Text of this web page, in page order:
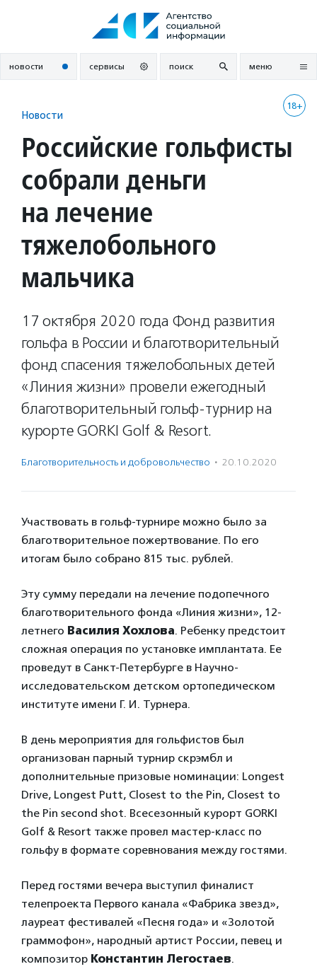
новости сервисы поиск меню
18+
Новости
Российские гольфисты
собрали деньги
на лечение
тяжелобольного
мальчика
17 октября 2020 года Фонд развития
гольфа в России и благотворительный
фонд спасения тяжелобольных детей
«Линия жизни» провели ежегодный
благотворительный гольф-турнир на
курорте GORKI Golf & Resort.
Благотвори­тель­ность и доброволь­чест­во · 20.10.2020
Участвовать в гольф-турнире можно было за
благотворительное пожертвование. По его
итогам было собрано 815 тыс. рублей.
Эту сумму передали на лечение подопечного
благотворительного фонда «Линия жизни», 12-
летнего Василия Хохлова. Ребенку предстоит
сложная операция по установке имплантата. Ее
проведут в Санкт-Петербурге в Научно-
исследовательском детском ортопедическом
институте имени Г. И. Турнера.
В день мероприятия для гольфистов был
организован парный турнир скрэмбл и
дополнительные призовые номинации: Longest
Drive, Longest Putt, Closest to the Pin, Closest to
the Pin second shot. Всесезонный курорт GORKI
Golf & Resort также провел мастер-класс по
гольфу в формате соревнования между гостями.
Перед гостями вечера выступил финалист
телепроекта Первого канала «Фабрика звезд»,
лауреат фестивалей «Песня года» и «Золотой
граммофон», народный артист России, певец и
композитор Константин Легостаев.